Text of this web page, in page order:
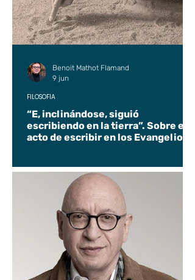
“E, inclinándose, siguió
escribiendo en la tierra”. Sobre el
acto de escribir en los Evangelios.
FILOSOFÍA
Benoit Mathot Flamand
9 jun